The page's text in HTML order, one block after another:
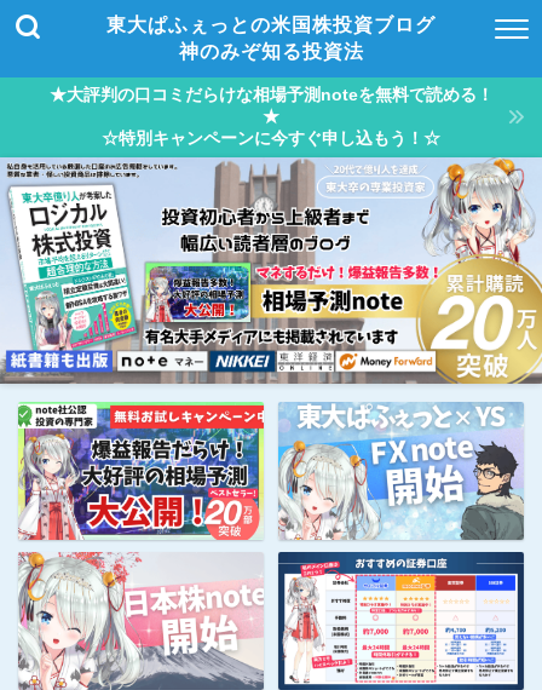
東大ぱふぇっとの米国株投資ブログ
神のみぞ知る投資法
★大評判の口コミだらけな相場予測noteを無料で読める！
★
☆特別キャンペーンに今すぐ申し込もう！☆